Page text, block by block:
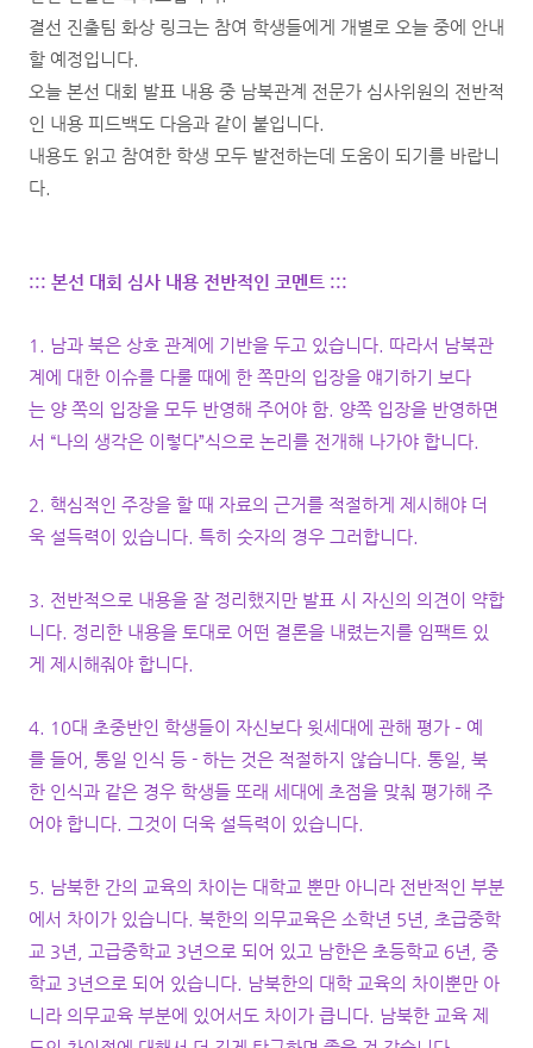
결선 진출팀 화상 링크는 참여 학생들에게 개별로 오늘 중에 안내
할 예정입니다.
오늘 본선 대회 발표 내용 중 남북관계 전문가 심사위원의 전반적
인 내용 피드백도 다음과 같이 붙입니다.
내용도 읽고 참여한 학생 모두 발전하는데 도움이 되기를 바랍니
다.
::: 본선 대회 심사 내용 전반적인 코멘트 :::
1. 남과 북은 상호 관계에 기반을 두고 있습니다. 따라서 남북관
계에 대한 이슈를 다룰 때에 한 쪽만의 입장을 얘기하기 보다
는 양 쪽의 입장을 모두 반영해 주어야 함. 양쪽 입장을 반영하면
서 “나의 생각은 이렇다”식으로 논리를 전개해 나가야 합니다.
2. 핵심적인 주장을 할 때 자료의 근거를 적절하게 제시해야 더
욱 설득력이 있습니다. 특히 숫자의 경우 그러합니다.
3. 전반적으로 내용을 잘 정리했지만 발표 시 자신의 의견이 약합
니다. 정리한 내용을 토대로 어떤 결론을 내렸는지를 임팩트 있
게 제시해줘야 합니다.
4. 10대 초중반인 학생들이 자신보다 윗세대에 관해 평가 – 예
를 들어, 통일 인식 등 - 하는 것은 적절하지 않습니다. 통일, 북
한 인식과 같은 경우 학생들 또래 세대에 초점을 맞춰 평가해 주
어야 합니다. 그것이 더욱 설득력이 있습니다.
5. 남북한 간의 교육의 차이는 대학교 뿐만 아니라 전반적인 부분
에서 차이가 있습니다. 북한의 의무교육은 소학년 5년, 초급중학
교 3년, 고급중학교 3년으로 되어 있고 남한은 초등학교 6년, 중
학교 3년으로 되어 있습니다. 남북한의 대학 교육의 차이뿐만 아
니라 의무교육 부분에 있어서도 차이가 큽니다. 남북한 교육 제